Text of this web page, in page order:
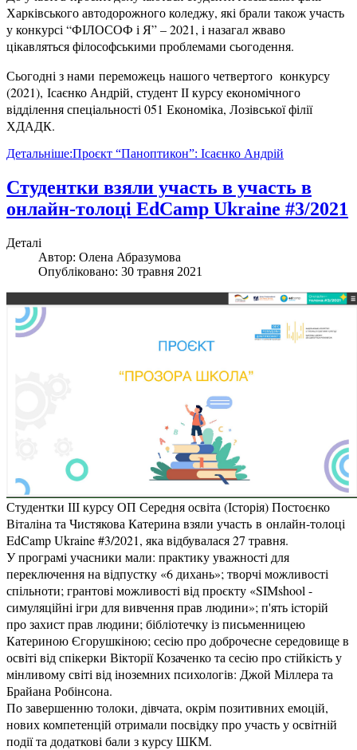
Харківського автодорожного коледжу, які брали також участь
у конкурсі “ФІЛОСОФ і Я” – 2021, і назагал жваво
цікавляться філософськими проблемами сьогодення.
Сьогодні з нами переможець нашого четвертого конкурсу
(2021), Ісаєнко Андрій, студент ІІ курсу економічного
відділення спеціальності 051 Економіка, Лозівської філії
ХДАДК.
Детальніше:Проєкт “Паноптикон”: Ісаєнко Андрій
Студентки взяли участь в участь в
онлайн-толоці EdCamp Ukraine #3/2021
Деталі
Автор: Олена Абразумова
Опубліковано: 30 травня 2021
Студентки ІІІ курсу ОП Середня освіта (Історія) Постоєнко
Віталіна та Чистякова Катерина взяли участь в онлайн-толоці
EdCamp Ukraine #3/2021, яка відбувалася 27 травня.
У програмі учасники мали: практику уважності для
переключення на відпустку «6 дихань»; творчі можливості
спільноти; грантові можливості від проєкту «SIMshool -
симуляційні ігри для вивчення прав людини»; п'ять історій
про захист прав людини; бібліотечку із письменницею
Катериною Єгорушкіною; сесію про доброчесне середовище в
освіті від спікерки Вікторії Козаченко та сесію про стійкість у
мінливому світі від іноземних психологів: Джой Міллера та
Брайана Робінсона.
По завершенню толоки, дівчата, окрім позитивних емоцій,
нових компетенцій отримали посвідку про участь у освітній
події та додаткові бали з курсу ШКМ.